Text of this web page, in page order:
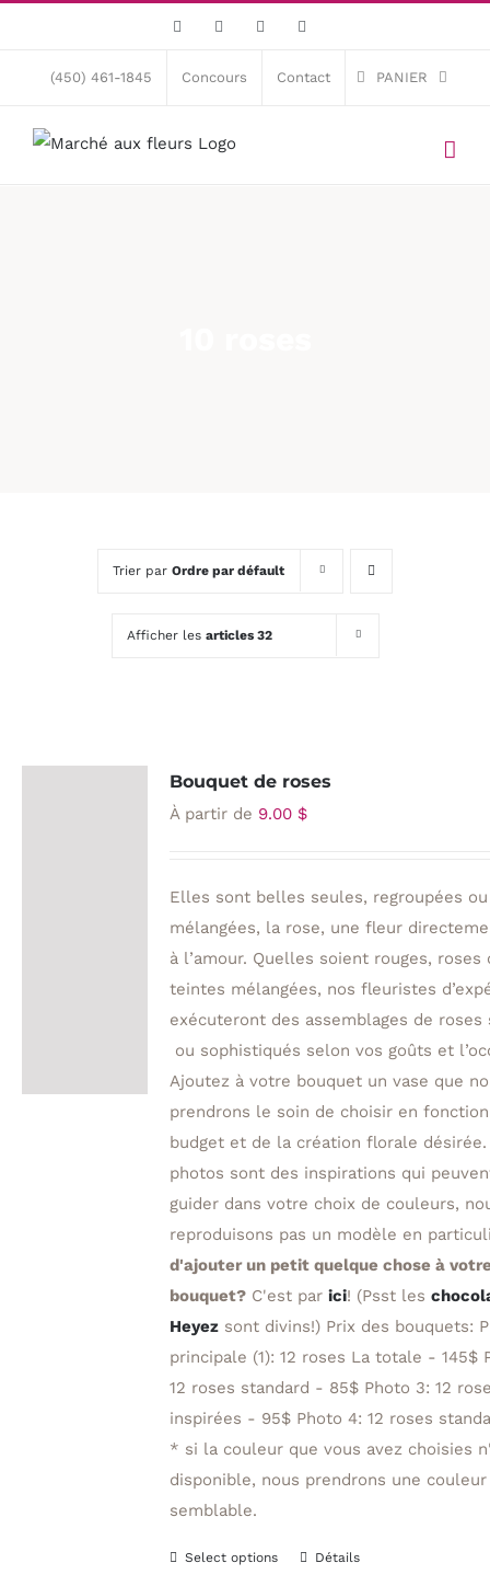
content
Facebook Instagram
(450) 461-1845 Concours Contact PANIER
Trier par Ordre par défault
Afficher les articles 32
Bouquet de roses
À partir de 9.00 $
Elles sont belles seules, regroupées ou
mélangées, la rose, une fleur
à l’amour. Quelles soient rouges, roses
teintes mélangées, nos fleuristes
exécuteront des assemblages de roses
ou sophistiqués selon vos goûts et
Ajoutez à votre bouquet un vase que
prendrons le soin de choisir en
budget et de la création florale désirée.
photos sont des inspirations qui
guider dans votre choix de couleurs,
reproduisons pas un modèle en
d'ajouter un petit quelque chose à
bouquet? C'est par ici! (Psst les
Heyez sont divins!) Prix des bouquets:
principale (1): 12 roses La totale - 145$
12 roses standard - 85$ Photo 3: 12
inspirées - 95$ Photo 4: 12 roses
* si la couleur que vous avez choisies
disponible, nous prendrons une couleur
semblable.
Select options
CeDétails